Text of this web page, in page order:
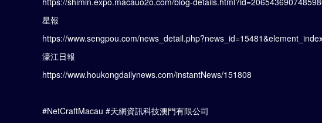
星報
https://www.sengpou.com/
濠江日報
https://www.houkongdailynews.com/instantNews/151808
#NetCraftMacau #天網資訊科技澳門有限公司